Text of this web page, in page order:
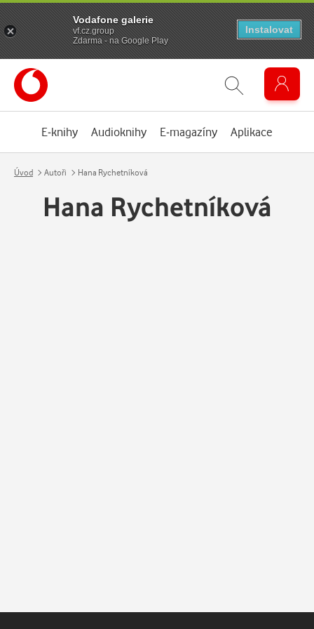
E-knihy Audioknihy E-magazíny Aplikace
Úvod Autoři Hana Rychetníková
Hana Rychetníková
Vodafone galerie
vf.cz.group
Zdarma - na Google Play
Instalovat